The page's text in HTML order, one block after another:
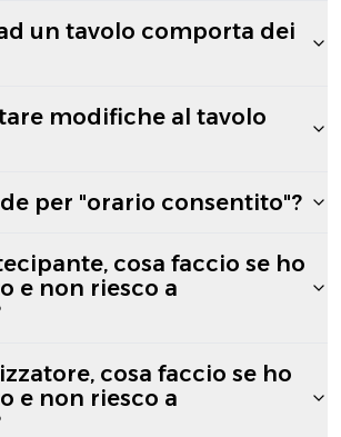
un tavolo comporta dei
modifiche al tavolo
per "orario consentito"?
cosa faccio se ho
e non riesco a
cosa faccio se ho
e non riesco a